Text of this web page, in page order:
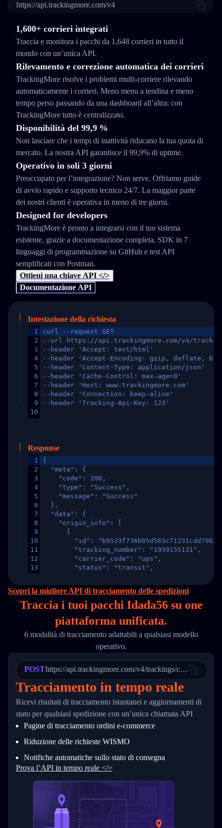
https://api.trackingmore.com/v4
1,600+ corrieri integrati
Traccia e monitora i pacchi da 1,648 corrieri in tutto il
mondo con un’unica API.
Rilevamento e correzione automatica dei corrieri
TrackingMore risolve i problemi multi-corriere rilevando
automaticamente i corrieri. Meno menu a tendina e meno
tempo perso passando da una dashboard all’altra: con
TrackingMore tutto è centralizzato.
Disponibilità del 99,9 %
Non lasciare che i tempi di inattività riducano la tua quota di
mercato. La nostra API garantisce il 99,9% di uptime.
Operativo in soli 3 giorni
Preoccupato per l’integrazione? Non serve. Offriamo guide
di avvio rapido e supporto tecnico 24/7. La maggior parte
dei nostri clienti è operativa in meno di tre giorni.
Designed for developers
TrackingMore è pronto a integrarsi con il tuo sistema
esistente, grazie a documentazione completa, SDK in 7
linguaggi di programmazione su GitHub e test API
semplificati con Postman.
Ottieni una chiave API </>
Documentazione API
Intestazione della richiesta
1
2
3
4
5
6
7
8
9
10
curl --request GET
--url https://api.trackingmore.com/v4/trackings/
--header 'Accept: text/html'
--header 'Accept-Encoding: gzip, deflate,
--header 'Content-Type: application/json'
--header 'Cache-Control: max-age=0'
--header 'Host: www.trackingmore.com'
--header 'Connection: keep-alive'
--header 'Tracking-Api-Key: 123'
Response
1
2
3
4
5
6
7
8
9
10
11
12
13
16
17
21
24
26
27
28
30
31
32
33
34
{
  "meta": {
    "code": 200,
    "type": "Success",
    "message": "Success"
  },
  "data": {
    "origin_info": [
      {
"id":
        "tracking_number": "1939155131",
        "carrier_code": "ups",
        "status": "transit",
        "itemTimeLength": 2,
        "weblink": "",
        "phone": null,
        "trackinfo": [
          {
            "Date": "2017-03-08 04: 22: 00",
"StatusDescription": "Departed
          },
          {
            "Date": "2017-03-06 15:28:00",
"StatusDescription": "Shipment
"Details": "BEIJING-
          }
        ]
      }
    ]
  }
}
Scopri la migliore API di tracciamento delle spedizioni
Traccia i tuoi pacchi Idada56 su one
piattaforma unificata.
6 modalità di tracciamento adattabili a qualsiasi modello
operativo.
POSThttps://api.trackingmore.com/v4/trackings/create
Tracciamento in tempo reale
Ricevi risultati di tracciamento istantanei e aggiornamenti di
stato per qualsiasi spedizione con un’unica chiamata API
Pagine di tracciamento ordini e‑commerce
Riduzione delle richieste WISMO
Notifiche automatiche sullo stato di consegna
Prova l’API in tempo reale </>